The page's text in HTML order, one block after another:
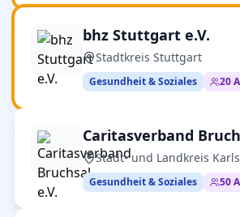
bhz Stuttgart e.V.
Stadtkreis Stuttgart
Gesundheit & Soziales 20
Caritasverband
Stadt- und Landkreis
Gesundheit & Soziales 50